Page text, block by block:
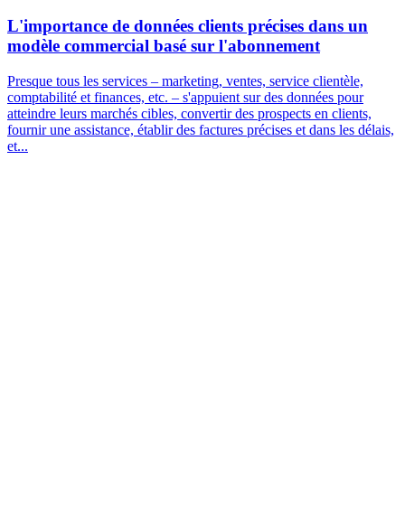
L'importance de données clients précises dans un
modèle commercial basé sur l'abonnement
Presque tous les services – marketing, ventes, service clientèle,
comptabilité et finances, etc. – s'appuient sur des données pour
atteindre leurs marchés cibles, convertir des prospects en clients,
fournir une assistance, établir des factures précises et dans les délais,
et...